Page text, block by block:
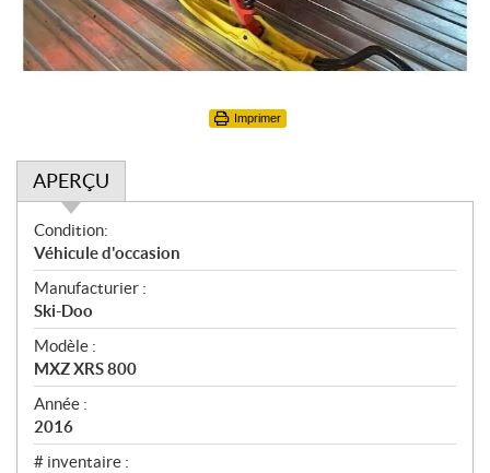
Imprimer
APERÇU
A
p
e
r
ç
u
Condition:
Véhicule d'occasion
Manufacturier :
Ski-Doo
Modèle :
MXZ XRS 800
Année :
2016
# inventaire :